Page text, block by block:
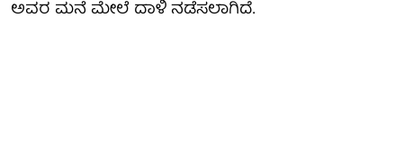
ಅವರ ಮನೆ ಮೇಲೆ ದಾಳಿ ನಡೆಸಲಾಗಿದೆ.